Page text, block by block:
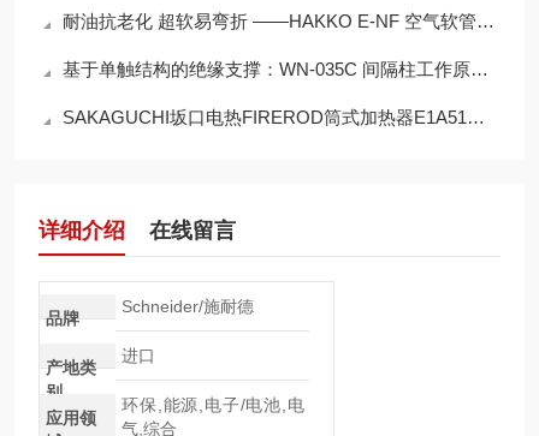
耐油抗老化 超软易弯折 ——HAKKO E-NF 空气软管技术参数全解
基于单触结构的绝缘支撑：WN-035C 间隔柱工作原理详解
SAKAGUCHI坂口电热FIREROD筒式加热器E1A51操作使用
详细介绍 在线留言
品牌
Schneider/施耐德
产地类
别
进口
应用领
环保,能源,电子/电池,电
气,综合